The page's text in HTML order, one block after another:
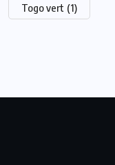
Togo vert (1)